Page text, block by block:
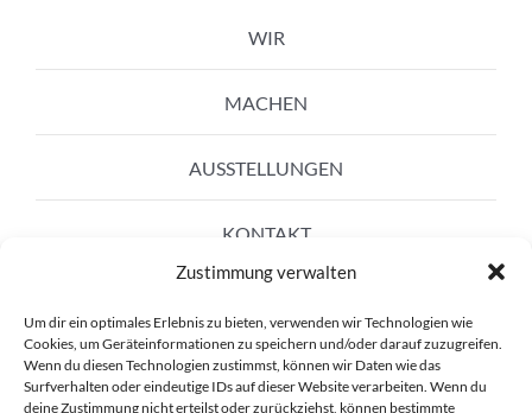
Zustimmung verwalten
Um dir ein optimales Erlebnis zu bieten, verwenden wir Technologien wie
Cookies, um Geräteinformationen zu speichern und/oder darauf zuzugreifen.
Wenn du diesen Technologien zustimmst, können wir Daten wie das
Surfverhalten oder eindeutige IDs auf dieser Website verarbeiten. Wenn du
deine Zustimmung nicht erteilst oder zurückziehst, können bestimmte
WIR
MACHEN
AUSSTELLUNGEN
KONTAKT